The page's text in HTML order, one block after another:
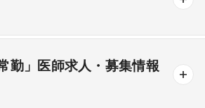
科 眼科 耳鼻咽喉科
4日の勤務可能
可能 セカンドキャリア歓迎
勤」医師求人・募集情報